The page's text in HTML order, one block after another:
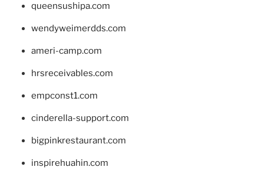
queensushipa.com
wendyweimerdds.com
ameri-camp.com
hrsreceivables.com
empconst1.com
cinderella-support.com
bigpinkrestaurant.com
inspirehuahin.com